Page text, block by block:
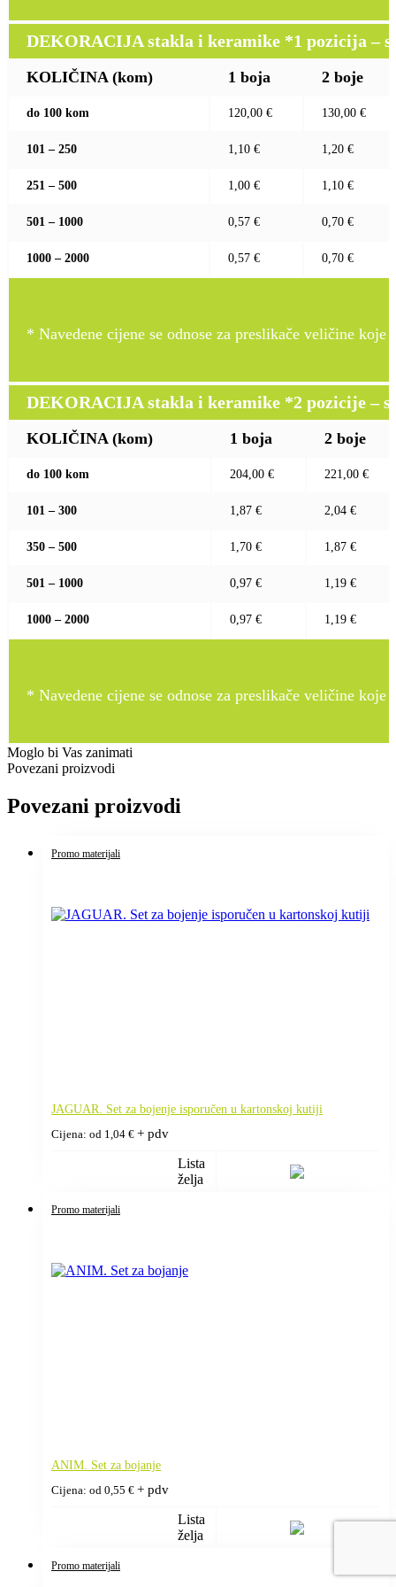
DEKORACIJA stakla i keramike *1 pozicija –
KOLIČINA (kom) 1 boja 2 boje
do 100 kom 120,00 € 130,00 €
101 – 250 1,10 € 1,20 €
251 – 500 1,00 € 1,10 €
501 – 1000 0,57 € 0,70 €
1000 – 2000 0,57 € 0,70 €
* Navedene cijene se odnose za preslikače veličine
DEKORACIJA stakla i keramike *2 pozicije –
KOLIČINA (kom) 1 boja 2 boje
do 100 kom 204,00 € 221,00 €
101 – 300 1,87 € 2,04 €
350 – 500 1,70 € 1,87 €
501 – 1000 0,97 € 1,19 €
1000 – 2000 0,97 € 1,19 €
* Navedene cijene se odnose za preslikače veličine
Moglo bi Vas zanimati
Povezani proizvodi
Povezani proizvodi
Promo materijali
JAGUAR. Set za bojenje isporučen u kartonskoj kutiji
Cijena: od 1,04 € + pdv
Lista
želja
Promo materijali
ANIM. Set za bojanje
Cijena: od 0,55 € + pdv
Lista
želja
Promo materijali